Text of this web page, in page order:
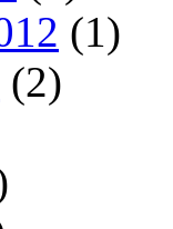
(1)
(2)